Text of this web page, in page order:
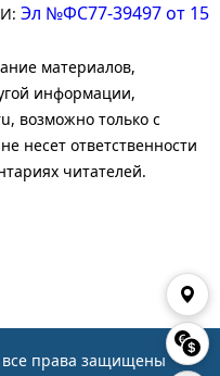
Эл №ФС77-39497 от 15
материалов,
информации,
возможно только с
несет ответственности
читателей.
все права защищены